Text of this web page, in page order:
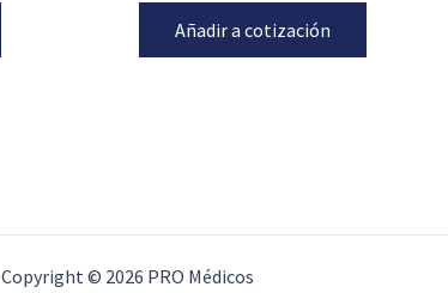
Añadir a cotización
Copyright © 2026 PRO Médicos